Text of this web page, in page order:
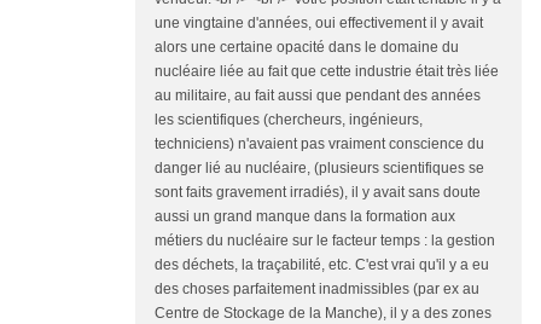
une vingtaine d'années, oui effectivement il y avait
alors une certaine opacité dans le domaine du
nucléaire liée au fait que cette industrie était très liée
au militaire, au fait aussi que pendant des années
les scientifiques (chercheurs, ingénieurs,
techniciens) n'avaient pas vraiment conscience du
danger lié au nucléaire, (plusieurs scientifiques se
sont faits gravement irradiés), il y avait sans doute
aussi un grand manque dans la formation aux
métiers du nucléaire sur le facteur temps : la gestion
des déchets, la traçabilité, etc. C'est vrai qu'il y a eu
des choses parfaitement inadmissibles (par ex au
Centre de Stockage de la Manche), il y a des zones